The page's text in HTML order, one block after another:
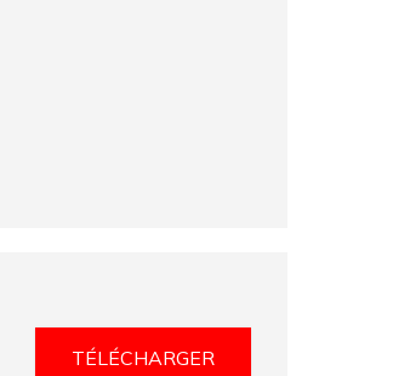
TÉLÉCHARGER